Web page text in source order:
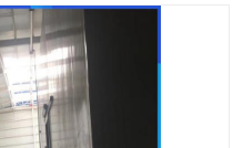
绵阳冻库,绵阳保鲜冷库
广元冻库安装,广元冻库造
价
遂宁冻库